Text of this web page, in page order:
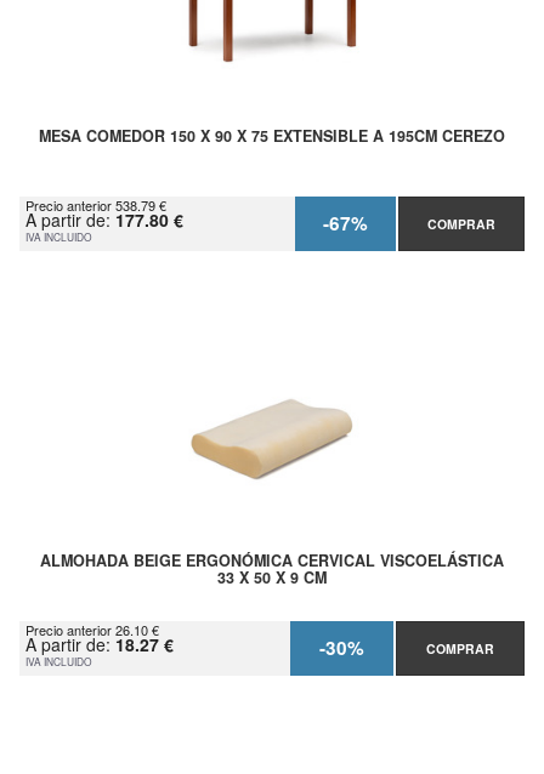
MESA COMEDOR 150 X 90 X 75 EXTENSIBLE A 195CM CEREZO
Precio anterior 538.79 €
A partir de: 177.80 €
IVA INCLUIDO -67% COMPRAR
ALMOHADA BEIGE ERGONÓMICA CERVICAL VISCOELÁSTICA
33 X 50 X 9 CM
Precio anterior 26.10 €
A partir de: 18.27 €
IVA INCLUIDO -30% COMPRAR